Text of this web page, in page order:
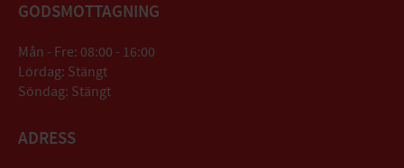
GODSMOTTAGNING
Mån - Fre: 08:00 - 16:00
Lördag: Stängt
Söndag: Stängt
ADRESS